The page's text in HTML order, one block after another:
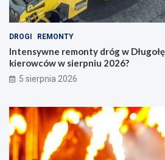
DROGI REMONTY
Intensywne remonty dróg w
kierowców w sierpniu 2026?
5 sierpnia 2026